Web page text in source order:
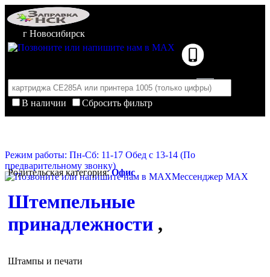
г Новосибирск
В наличии
Сбросить фильтр
Корзина пуста
Режим работы: Пн-Сб: 11-17 Обед с 13-14 (По
предварительному звонку)
Мессенджер MAX
Родительская категория:Офис
Штемпельные
принадлежности ,
Штампы и печати